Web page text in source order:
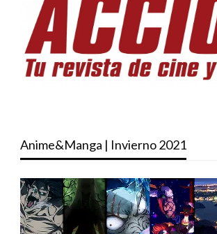
Anime&Manga | Invierno 2021